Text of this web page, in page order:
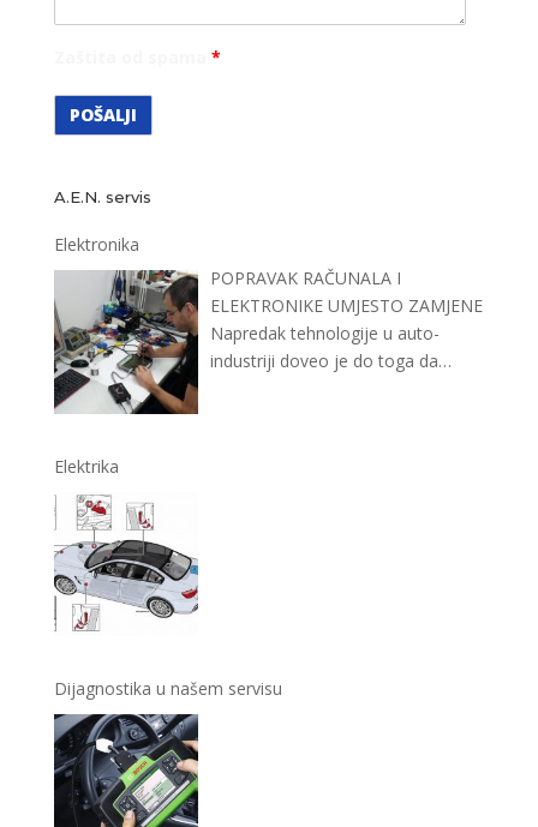
*
A.E.N. servis
Elektronika
POPRAVAK RAČUNALA I
ELEKTRONIKE UMJESTO ZAMJENE
Napredak tehnologije u auto-
industriji doveo je do toga da
Elektrika
Dijagnostika u našem servisu